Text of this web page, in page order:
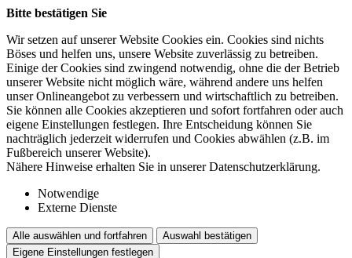
Bitte bestätigen Sie
Wir setzen auf unserer Website Cookies ein. Cookies sind nichts
Böses und helfen uns, unsere Website zuverlässig zu betreiben.
Einige der Cookies sind zwingend notwendig, ohne die der Betrieb
unserer Website nicht möglich wäre, während andere uns helfen
unser Onlineangebot zu verbessern und wirtschaftlich zu betreiben.
Sie können alle Cookies akzeptieren und sofort fortfahren oder auch
eigene Einstellungen festlegen. Ihre Entscheidung können Sie
nachträglich jederzeit widerrufen und Cookies abwählen (z.B. im
Fußbereich unserer Website).
Nähere Hinweise erhalten Sie in unserer Datenschutzerklärung.
Notwendige
Externe Dienste
Alle auswählen und fortfahren
Auswahl bestätigen
Eigene Einstellungen festlegen